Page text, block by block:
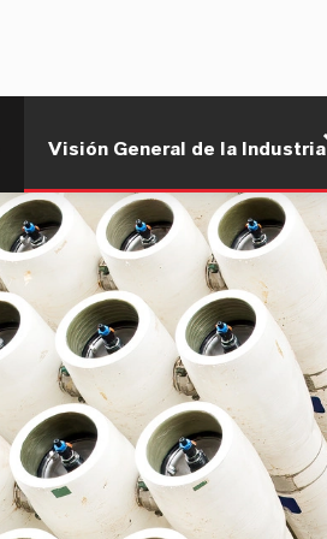
Visión General de la Industria